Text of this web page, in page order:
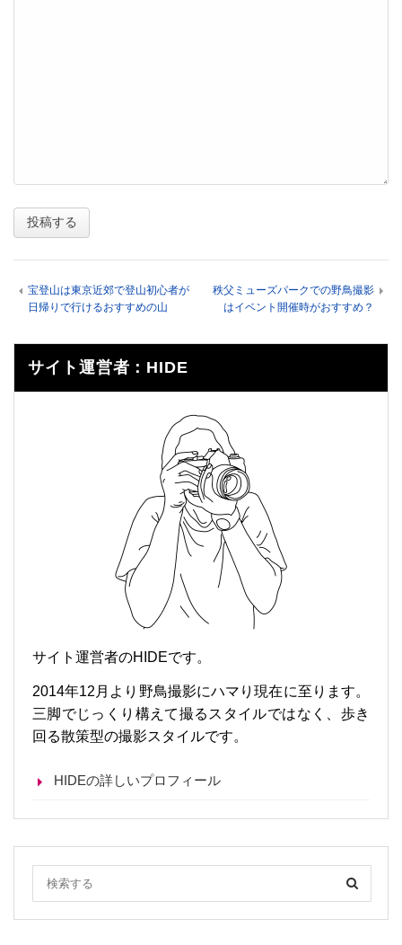
宝登山は東京近郊で登山初心者が
日帰りで行けるおすすめの山
秩父ミューズパークでの野鳥撮影
はイベント開催時がおすすめ？
サイト運営者：HIDE
サイト運営者のHIDEです。
2014年12月より野鳥撮影にハマり現在に至ります。
三脚でじっくり構えて撮るスタイルではなく、歩き
回る散策型の撮影スタイルです。
HIDEの詳しいプロフィール